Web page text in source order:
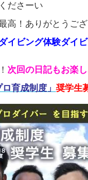
ださーい
高！ありがとうご
イビング体験ダイ
次回の日記もお楽
育成制度」 奨学生